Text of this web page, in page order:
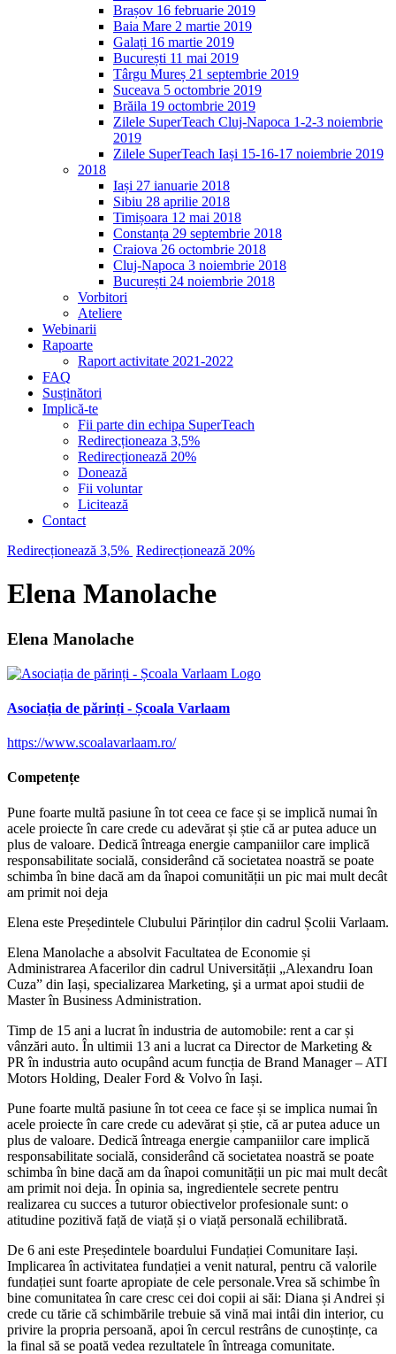
Brașov 16 februarie 2019
Baia Mare 2 martie 2019
Galați 16 martie 2019
București 11 mai 2019
Târgu Mureș 21 septembrie 2019
Suceava 5 octombrie 2019
Brăila 19 octombrie 2019
Zilele SuperTeach Cluj-Napoca 1-2-3 noiembrie
2019
Zilele SuperTeach Iași 15-16-17 noiembrie 2019
2018
Iași 27 ianuarie 2018
Sibiu 28 aprilie 2018
Timișoara 12 mai 2018
Constanța 29 septembrie 2018
Craiova 26 octombrie 2018
Cluj-Napoca 3 noiembrie 2018
București 24 noiembrie 2018
Vorbitori
Ateliere
Webinarii
Rapoarte
Raport activitate 2021-2022
FAQ
Susținători
Implică-te
Fii parte din echipa SuperTeach
Redirecționeaza 3,5%
Redirecționează 20%
Donează
Fii voluntar
Licitează
Contact
Redirecționează 3,5% Redirecționează 20%
Elena Manolache
Elena Manolache
Asociația de părinți - Școala Varlaam
https://www.scoalavarlaam.ro/
Competențe
Pune foarte multă pasiune în tot ceea ce face și se implică numai în
acele proiecte în care crede cu adevărat și știe că ar putea aduce un
plus de valoare. Dedică întreaga energie campaniilor care implică
responsabilitate socială, considerând că societatea noastră se poate
schimba în bine dacă am da înapoi comunității un pic mai mult decât
am primit noi deja
Elena este Președintele Clubului Părinților din cadrul Școlii Varlaam.
Elena Manolache a absolvit Facultatea de Economie și
Administrarea Afacerilor din cadrul Universității „Alexandru Ioan
Cuza” din Iași, specializarea Marketing, şi a urmat apoi studii de
Master în Business Administration.
Timp de 15 ani a lucrat în industria de automobile: rent a car și
vânzări auto. În ultimii 13 ani a lucrat ca Director de Marketing &
PR în industria auto ocupând acum funcția de Brand Manager – ATI
Motors Holding, Dealer Ford & Volvo în Iași.
Pune foarte multă pasiune în tot ceea ce face și se implica numai în
acele proiecte în care crede cu adevărat și știe, că ar putea aduce un
plus de valoare. Dedică întreaga energie campaniilor care implică
responsabilitate socială, considerând că societatea noastră se poate
schimba în bine dacă am da înapoi comunității un pic mai mult decât
am primit noi deja. În opinia sa, ingredientele secrete pentru
realizarea cu succes a tuturor obiectivelor profesionale sunt: o
atitudine pozitivă față de viață și o viață personală echilibrată.
De 6 ani este Președintele boardului Fundației Comunitare Iași.
Implicarea în activitatea fundației a venit natural, pentru că valorile
fundației sunt foarte apropiate de cele personale.Vrea să schimbe în
bine comunitatea în care cresc cei doi copii ai săi: Diana și Andrei și
crede cu tărie că schimbările trebuie să vină mai intâi din interior, cu
privire la propria persoană, apoi în cercul restrâns de cunoștințe, ca
la final să se poată vedea rezultatele în întreaga comunitate.